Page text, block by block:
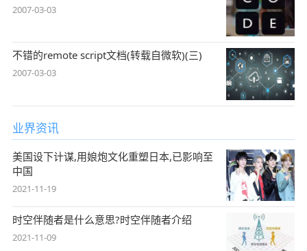
2007-03-03
不错的remote script文档(转载自微软)(三)
2007-03-03
业界资讯
美国设下计谋,用娘炮文化重塑日本,已影响至
中国
2021-11-19
时空伴随者是什么意思?时空伴随者介绍
2021-11-09